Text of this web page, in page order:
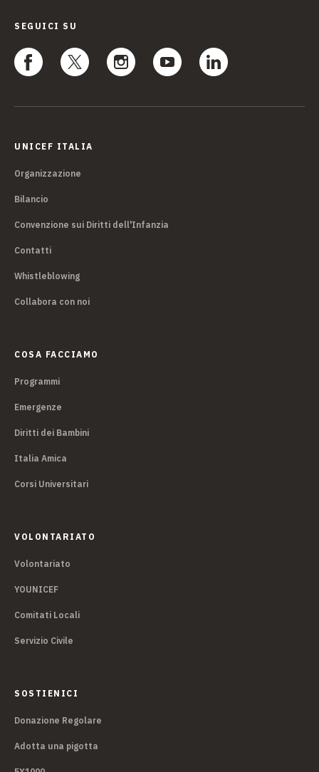
SEGUICI SU
UNICEF ITALIA
Organizzazione
Bilancio
Convenzione sui Diritti dell'Infanzia
Contatti
Whistleblowing
Collabora con noi
COSA FACCIAMO
Programmi
Emergenze
Diritti dei Bambini
Italia Amica
Corsi Universitari
VOLONTARIATO
Volontariato
YOUNICEF
Comitati Locali
Servizio Civile
SOSTIENICI
Donazione Regolare
Adotta una pigotta